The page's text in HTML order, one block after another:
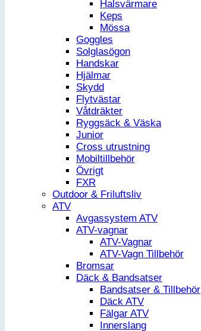
Halsvärmare
Keps
Mössa
Goggles
Solglasögon
Handskar
Hjälmar
Skydd
Flytvästar
Våtdräkter
Ryggsäck & Väska
Junior
Cross utrustning
Mobiltillbehör
Övrigt
FXR
Outdoor & Friluftsliv
ATV
Avgassystem ATV
ATV-vagnar
ATV-Vagnar
ATV-Vagn Tillbehör
Bromsar
Däck & Bandsatser
Bandsatser & Tillbehör
Däck ATV
Fälgar ATV
Innerslang